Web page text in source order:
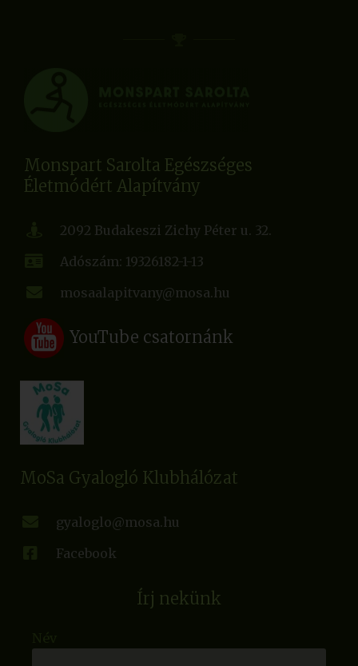
Monspart Sarolta Egészséges
Életmódért Alapítvány
2092 Budakeszi Zichy Péter u. 32.
Adószám: 19326182-1-13
mosaalapitvany@mosa.hu
YouTube csatornánk
MoSa Gyalogló Klubhálózat
gyaloglo@mosa.hu
Facebook
Írj nekünk